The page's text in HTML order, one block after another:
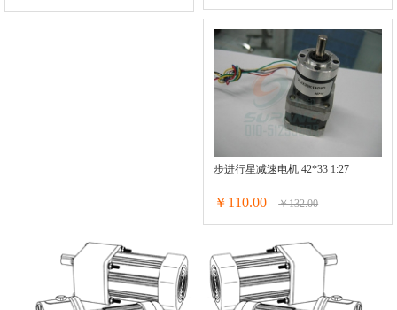
步进行星减速电机 42*33 1:27
￥110.00 ￥132.00